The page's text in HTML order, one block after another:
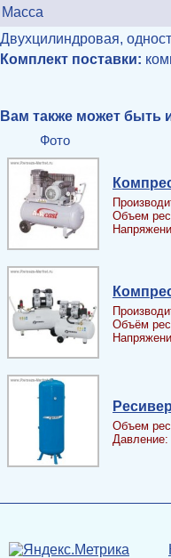
Масса
Двухцилиндровая,
Комплект поставки:
Вам также может быть
Фото
Объем
Объём
Объем
Давление: